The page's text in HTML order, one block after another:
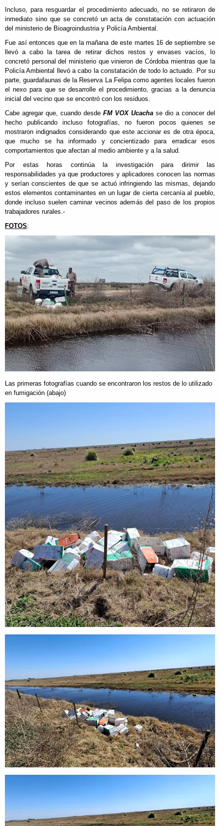
Incluso, para resguardar el procedimiento adecuado, no se retiraron de
inmediato sino que se concretó un acta de constatación con actuación
del ministerio de Bioagroindustria y Policía Ambiental.
Fue así entonces que en la mañana de este martes 16 de septiembre se
llevó a cabo la tarea de retirar dichos restos y envases vacíos, lo
concretó personal del ministerio que vinieron de Córdoba mientras que la
Policía Ambiental llevó a cabo la constatación de todo lo actuado. Por su
parte, guardafaunas de la Reserva La Felipa como agentes locales fueron
el nexo para que se desarrolle el procedimiento, gracias a la denuncia
inicial del vecino que se encontró con los residuos.
Cabe agregar que, cuando desde FM VOX Ucacha se dio a conocer del
hecho publicando incluso fotografías, no fueron pocos quienes se
mostraron indignados considerando que este accionar es de otra época,
que mucho se ha informado y concientizado para erradicar esos
comportamientos que afectan al medio ambiente y a la salud.
Por estas horas continúa la investigación para dirimir las
responsabilidades ya que productores y aplicadores conocen las normas
y serían conscientes de que se actuó infringiendo las mismas, dejando
estos elementos contaminantes en un lugar de cierta cercanía al pueblo,
donde incluso suelen caminar vecinos además del paso de los propios
trabajadores rurales.-
FOTOS:
Las primeras fotografías cuando se encontraron los restos de lo utilizado
en fumigación (abajo)